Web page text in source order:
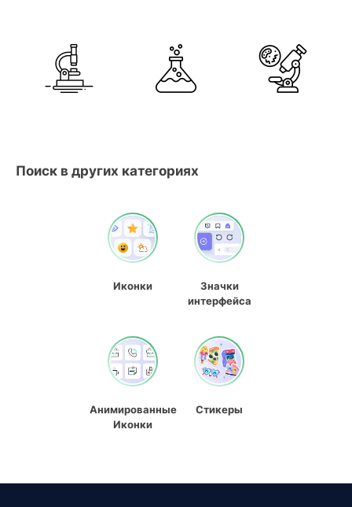
Поиск в других категориях
Иконки
Значки
интерфейса
Анимированные
Иконки
Стикеры